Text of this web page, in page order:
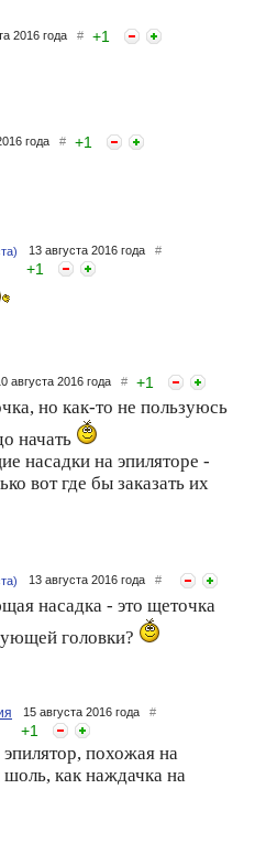
2016 года # +1
года # +1
13 августа 2016 года #
+1
августа 2016 года # +1
но как-то не пользуюсь
начать
насадки на эпиляторе -
вот где бы заказать их
13 августа 2016 года #
насадка - это щеточка
головки?
15 августа 2016 года #
+1
эпилятор, похожая на
шоль, как наждачка на